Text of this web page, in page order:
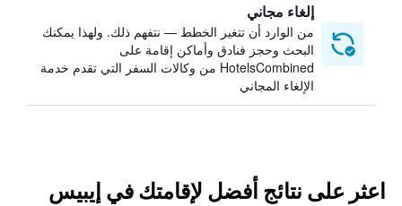
إلغاء مجاني
من الوارد أن تتغير الخطط — نتفهم ذلك. ولهذا يمكنك
البحث وحجز فنادق وأماكن إقامة على
HotelsCombined من وكالات السفر التي تقدم خدمة
الإلغاء المجاني
اعثر على نتائج أفضل لإقامتك في إيبيس